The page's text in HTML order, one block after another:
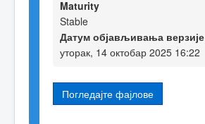
Maturity
Stable
Датум објављивања верзије
уторак, 14 октобар 2025 16:22
Погледајте фајлове